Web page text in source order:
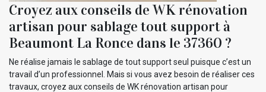
Croyez aux conseils de WK rénovation
artisan pour sablage tout support à
Beaumont La Ronce dans le 37360 ?
Ne réalise jamais le sablage de tout support seul puisque c’est un
travail d’un professionnel. Mais si vous avez besoin de réaliser ces
travaux, croyez aux conseils de WK rénovation artisan pour